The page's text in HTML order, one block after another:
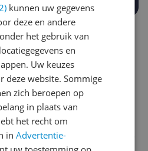
geschreven
en wil je graag je mening
met het schrijven van je
details duurt het schrijven
tussen de 3 en 10 minuten.
bezoekers een betere
kunnen uw gegevens
deze en andere
het gebruik van
en
Uw keuzes
deze website. Sommige
zich beroepen op
in plaats van
het recht om
inAdvertentie-